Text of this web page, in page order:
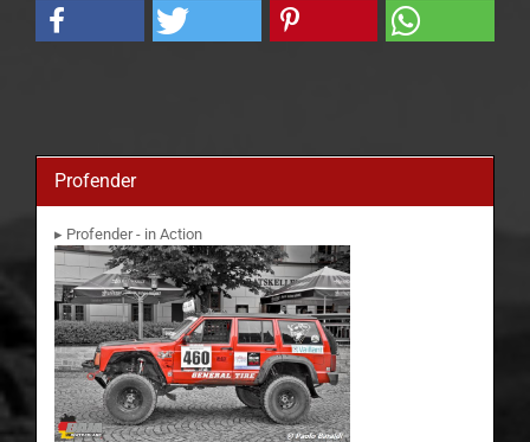
Profender
▸ Profender - in Action